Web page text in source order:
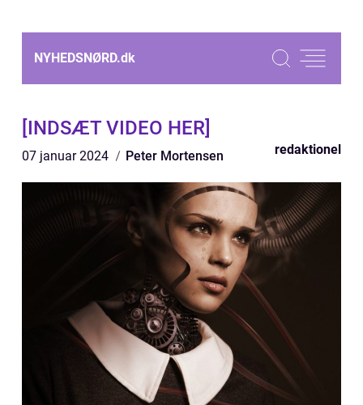
NYHEDSNØRD.dk
[INDSÆT VIDEO HER]
07 januar 2024 Peter Mortensen redaktionel